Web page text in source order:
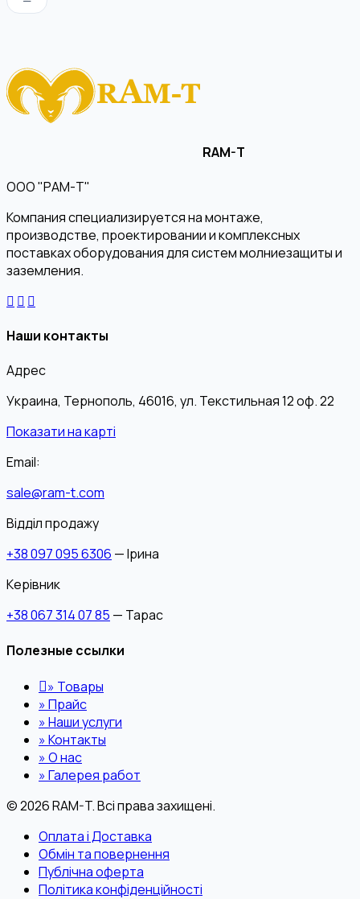
RAM-T
ООО "РАМ-Т"
Компания специализируется на монтаже,
производстве, проектировании и комплексных
поставках оборудования для систем молниезащиты и
заземления.
Наши контакты
Адрес
Украина, Тернополь, 46016, ул. Текстильная 12 оф. 22
Показати на карті
Email:
sale@ram-t.com
Відділ продажу
+38 097 095 6306 — Ірина
Керівник
+38 067 314 07 85 — Тарас
Полезные ссылки
» Товары
»Прайс
»Наши услуги
»Контакты
»О нас
»Галерея работ
© 2026 RAM-T. Всі права захищені.
Оплата і Доставка
Обмін та повернення
Публічна оферта
Політика конфіденційності